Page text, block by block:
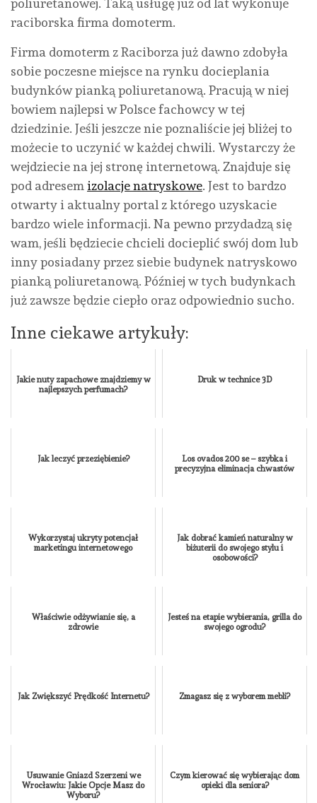
poliuretanowej. Taką usługę już od lat wykonuje
raciborska firma domoterm.
Firma domoterm z Raciborza już dawno zdobyła
sobie poczesne miejsce na rynku docieplania
budynków pianką poliuretanową. Pracują w niej
bowiem najlepsi w Polsce fachowcy w tej
dziedzinie. Jeśli jeszcze nie poznaliście jej bliżej to
możecie to uczynić w każdej chwili. Wystarczy że
wejdziecie na jej stronę internetową. Znajduje się
pod adresemizolacje natryskowe. Jest to bardzo
otwarty i aktualny portal z którego uzyskacie
bardzo wiele informacji. Na pewno przydadzą się
wam, jeśli będziecie chcieli docieplić swój dom lub
inny posiadany przez siebie budynek natryskowo
pianką poliuretanową. Później w tych budynkach
już zawsze będzie ciepło oraz odpowiednio sucho.
Inne ciekawe artykuły:
Jakie nuty zapachowe znajdziemy w
najlepszych perfumach?
Druk w technice 3D
Jak leczyć przeziębienie?
Los ovados 200 se – szybka i
precyzyjna eliminacja chwastów
Wykorzystaj ukryty potencjał
marketingu internetowego
Jak dobrać kamień naturalny w
biżuterii do swojego stylu i
osobowości?
Właściwie odżywianie się, a
zdrowie
Jesteś na etapie wybierania, grilla do
swojego ogrodu?
Jak Zwiększyć Prędkość Internetu? Zmagasz się z wyborem mebli?
Usuwanie Gniazd Szerzeni we
Wrocławiu: Jakie Opcje Masz do
Wyboru?
Czym kierować się wybierając dom
opieki dla seniora?